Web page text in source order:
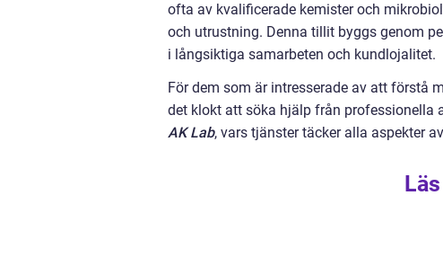
ofta av kvalificerade kemister och
och utrustning. Denna tillit byggs genom
i långsiktiga samarbeten och kundlojalitet.
För dem som är intresserade av att förstå
det klokt att söka hjälp från professionella
AK Lab, vars tjänster täcker alla aspekter